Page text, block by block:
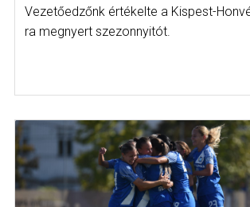
Vezetőedzőnk értékelte a Kispest-
ra megnyert szezonnyitót.